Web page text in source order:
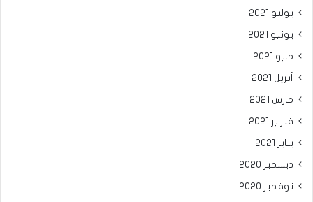
يوليو 2021
يونيو 2021
مايو 2021
أبريل 2021
مارس 2021
فبراير 2021
يناير 2021
ديسمبر 2020
نوفمبر 2020